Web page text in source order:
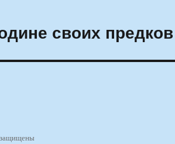
своих предков